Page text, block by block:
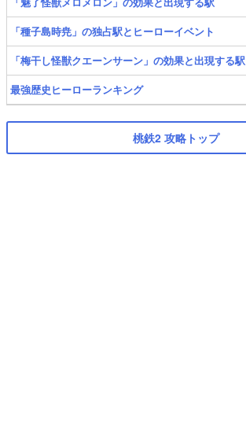
「種子島時尭」の独占駅とヒーローイベント
「梅干し怪獣クエーンサーン」の効果と出現する駅
最強歴史ヒーローランキング
桃鉄2 攻略トップ